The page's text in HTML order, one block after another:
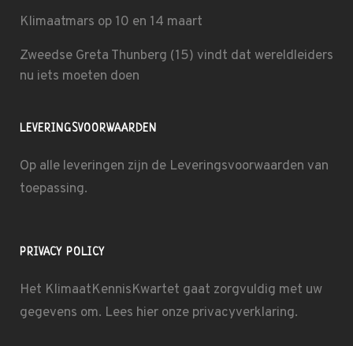
Klimaatmars op 10 en 14 maart
Zweedse Greta Thunberg (15) vindt dat wereldleiders
nu iets moeten doen
LEVERINGSVOORWAARDEN
Op alle leveringen zijn de Leveringsvoorwaarden van
toepassing.
PRIVACY POLICY
Het KlimaatKennisKwartet gaat zorgvuldig met uw
gegevens om. Lees hier onze privacyverklaring.